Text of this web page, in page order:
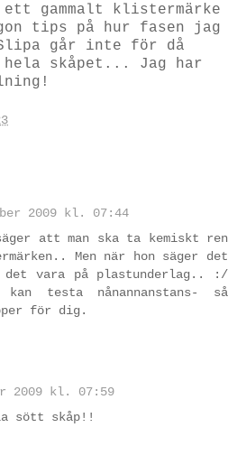
gammalt klistermärke
tips på hur fasen jag
går inte för då
hela skåpet... Jag har
2009 kl. 07:44
säger att man ska ta kemiskt ren
Men när hon säger det
vara på plastunderlag.. :/
kan testa nånannanstans- så
för dig.
2009 kl. 07:59
sött skåp!!